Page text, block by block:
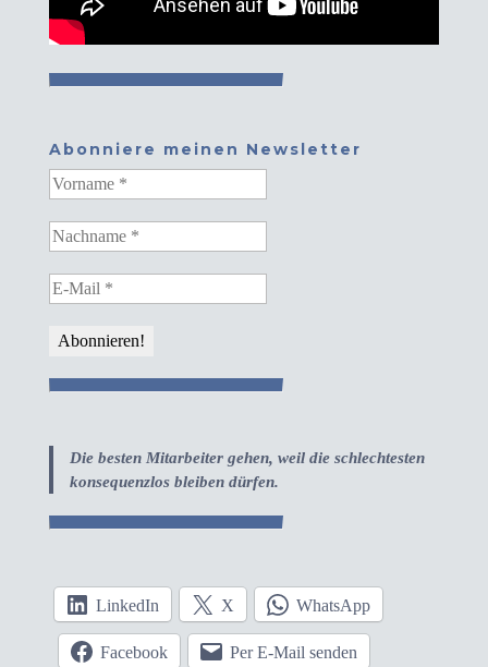
Abonniere meinen Newsletter
Die besten Mitarbeiter gehen, weil die schlechtesten
konsequenzlos bleiben dürfen.
LinkedIn X WhatsApp
Facebook Per E-Mail senden